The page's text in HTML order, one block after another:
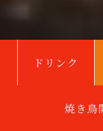
ドリンク
焼き鳥